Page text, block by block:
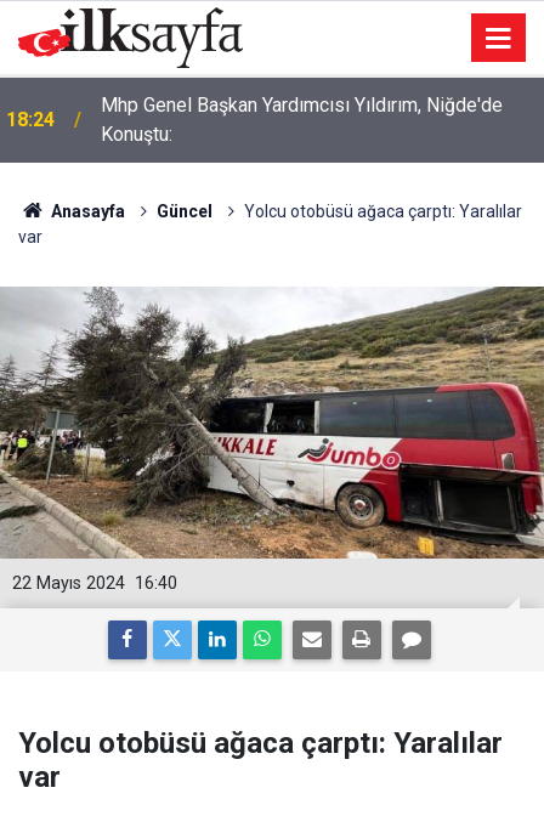
18:24
Mhp Genel Başkan Yardımcısı Yıldırım, Niğde'de
Konuştu:
Anasayfa Güncel
Yolcu otobüsü ağaca çarptı: Yaralılar
var
16:40
22 Mayıs 2024
Yolcu otobüsü ağaca çarptı: Yaralılar
var